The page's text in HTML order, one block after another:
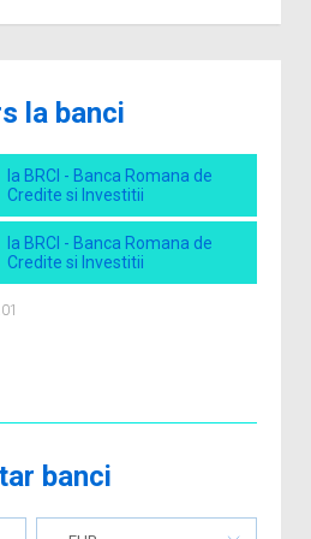
la banci
la BRCI - Banca Romana de
Credite si Investitii
la BRCI - Banca Romana de
Credite si Investitii
banci